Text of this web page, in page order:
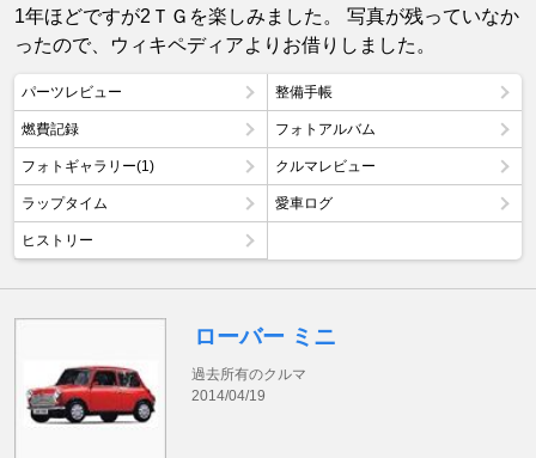
1年ほどですが2ＴＧを楽しみました。 写真が残っていなか
ったので、ウィキペディアよりお借りしました。
パーツレビュー 整備手帳
燃費記録 フォトアルバム
フォトギャラリー(1) クルマレビュー
ラップタイム 愛車ログ
ヒストリー
ローバー ミニ
過去所有のクルマ
2014/04/19